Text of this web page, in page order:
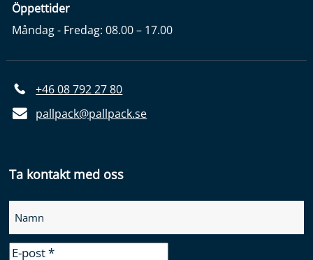
Öppettider
Måndag - Fredag: 08.00 – 17.00
+46 08 792 27 80
pallpack@pallpack.se
Ta kontakt med oss